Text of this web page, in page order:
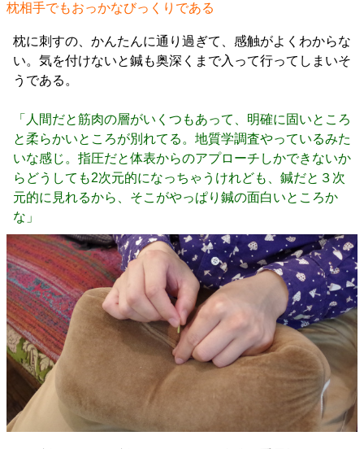
枕相手でもおっかなびっくりである
枕に刺すの、かんたんに通り過ぎて、感触がよくわからな
い。気を付けないと鍼も奥深くまで入って行ってしまいそ
うである。
「人間だと筋肉の層がいくつもあって、明確に固いところ
と柔らかいところが別れてる。地質学調査やっているみた
いな感じ。指圧だと体表からのアプローチしかできないか
らどうしても2次元的になっちゃうけれども、鍼だと３次
元的に見れるから、そこがやっぱり鍼の面白いところか
な」